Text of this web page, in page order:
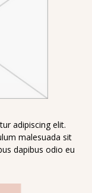
adipiscing elit.
malesuada sit
dapibus odio eu